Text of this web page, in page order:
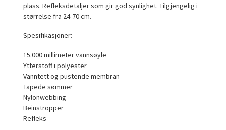
plass. Refleksdetaljer som gir god synlighet. Tilgjengelig i
størrelse fra 24-70 cm.
Spesifikasjoner:
15.000 millimeter vannsøyle
Ytterstoff i polyester
Vanntett og pustende membran
Tapede sømmer
Nylonwebbing
Beinstropper
Refleks